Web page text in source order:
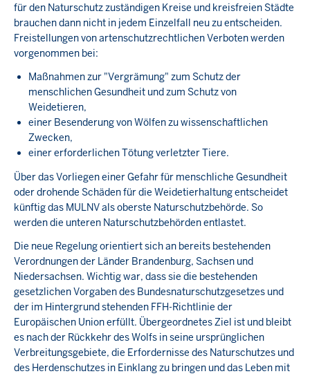
für den Naturschutz zuständigen Kreise und kreisfreien Städte
brauchen dann nicht in jedem Einzelfall neu zu entscheiden.
Freistellungen von artenschutzrechtlichen Verboten werden
vorgenommen bei:
Maßnahmen zur "Vergrämung" zum Schutz der
menschlichen Gesundheit und zum Schutz von
Weidetieren,
einer Besenderung von Wölfen zu wissenschaftlichen
Zwecken,
einer erforderlichen Tötung verletzter Tiere.
Über das Vorliegen einer Gefahr für menschliche Gesundheit
oder drohende Schäden für die Weidetierhaltung entscheidet
künftig das MULNV als oberste Naturschutzbehörde. So
werden die unteren Naturschutzbehörden entlastet.
Die neue Regelung orientiert sich an bereits bestehenden
Verordnungen der Länder Brandenburg, Sachsen und
Niedersachsen. Wichtig war, dass sie die bestehenden
gesetzlichen Vorgaben des Bundesnaturschutzgesetzes und
der im Hintergrund stehenden FFH-Richtlinie der
Europäischen Union erfüllt. Übergeordnetes Ziel ist und bleibt
es nach der Rückkehr des Wolfs in seine ursprünglichen
Verbreitungsgebiete, die Erfordernisse des Naturschutzes und
des Herdenschutzes in Einklang zu bringen und das Leben mit